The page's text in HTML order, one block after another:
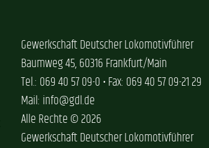
Gewerkschaft Deutscher Lokomotivführer
Baumweg 45, 60316 Frankfurt/Main
Tel.: 069 40 57 09-0 • Fax: 069 40 57 09-21 29
Mail: info@gdl.de
Alle Rechte © 2026
Gewerkschaft Deutscher Lokomotivführer